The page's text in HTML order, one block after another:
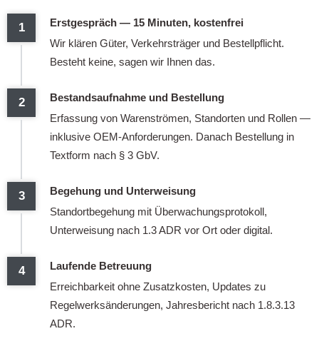
Erstgespräch — 15 Minuten, kostenfrei
Wir klären Güter, Verkehrsträger und Bestellpflicht.
Besteht keine, sagen wir Ihnen das.
Bestandsaufnahme und Bestellung
Erfassung von Warenströmen, Standorten und Rollen —
inklusive OEM-Anforderungen. Danach Bestellung in
Textform nach § 3 GbV.
Begehung und Unterweisung
Standortbegehung mit Überwachungsprotokoll,
Unterweisung nach 1.3 ADR vor Ort oder digital.
Laufende Betreuung
Erreichbarkeit ohne Zusatzkosten, Updates zu
Regelwerksänderungen, Jahresbericht nach 1.8.3.13
ADR.